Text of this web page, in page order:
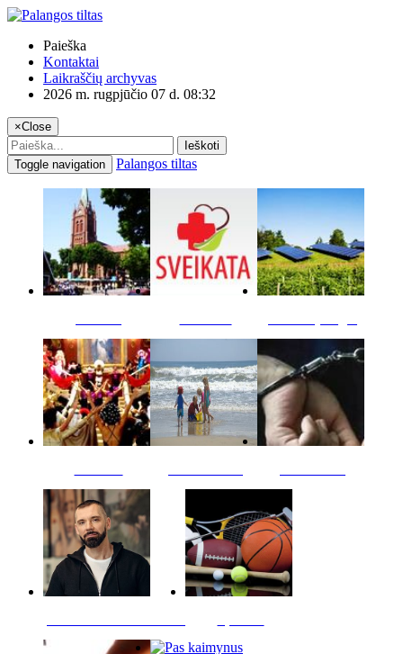
Paieška
Kontaktai
Laikraščių archyvas
2026 m. rugpjūčio 07 d. 08:32
×Close
Ieškoti
Toggle navigation
Palangos tiltas